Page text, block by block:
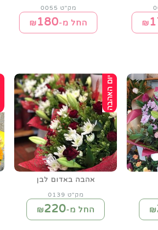
מק"ט 0055
החל מ-₪180
אהבה באדום לבן
מק"ט 0139
החל מ-₪220